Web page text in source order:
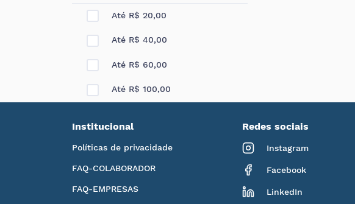
Até R$ 20,00
Até R$ 40,00
Até R$ 60,00
Até R$ 100,00
Institucional
Políticas de privacidade
FAQ-COLABORADOR
FAQ-EMPRESAS
Redes sociais
Instagram
Facebook
LinkedIn